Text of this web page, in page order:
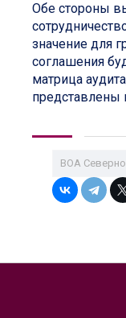
Обе стороны
значение для
соглашения
матрица
представлены
ВОА